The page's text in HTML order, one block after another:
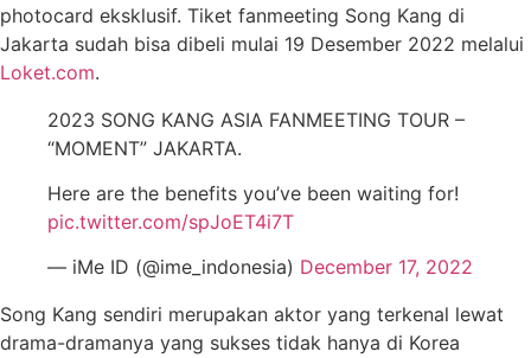
photocard eksklusif. Tiket fanmeeting Song Kang di
Jakarta sudah bisa dibeli mulai 19 Desember 2022 melalui
Loket.com.
2023 SONG KANG ASIA FANMEETING TOUR –
“MOMENT” JAKARTA.
Here are the benefits you’ve been waiting for!
pic.twitter.com/spJoET4i7T
— iMe ID (@ime_indonesia) December 17, 2022
Song Kang sendiri merupakan aktor yang terkenal lewat
drama-dramanya yang sukses tidak hanya di Korea